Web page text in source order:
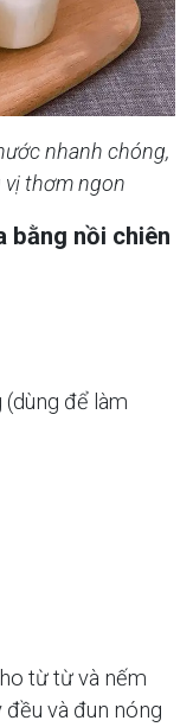
nhanh chóng,
vị thơm ngon
bằng nồi chiên
để làm
từ từ và nếm
và đun nóng